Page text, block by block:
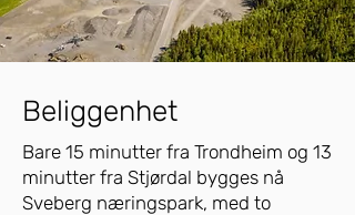
Beliggenhet
Bare 15 minutter fra Trondheim og 13
minutter fra Stjørdal bygges nå
Sveberg næringspark, med to